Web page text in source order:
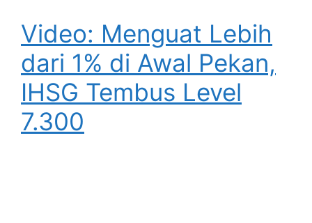
Video: Menguat Lebih
dari 1% di Awal Pekan,
IHSG Tembus Level
7.300